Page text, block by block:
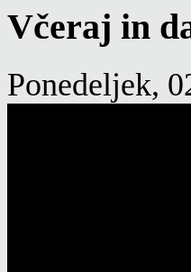
Včeraj in
Ponedeljek,